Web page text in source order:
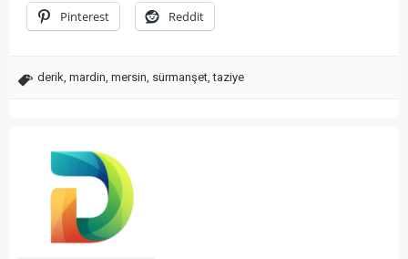
Pinterest Reddit
derik mardin mersin sürmanşet ,taziye